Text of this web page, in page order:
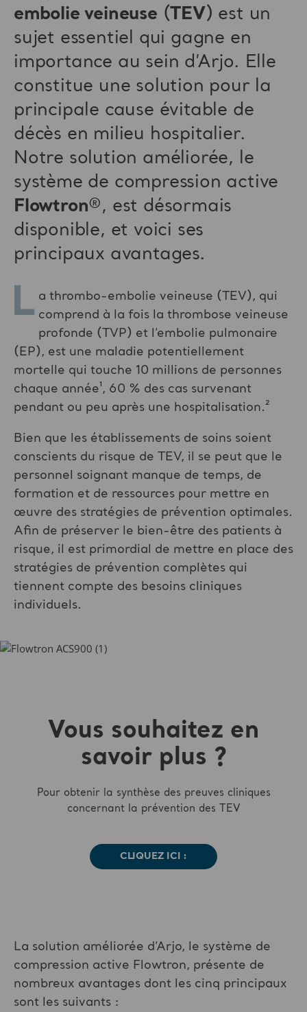
embolie veineuse (TEV) est un
sujet essentiel qui gagne en
importance au sein d’Arjo. Elle
constitue une solution pour la
principale cause évitable de
décès en milieu hospitalier.
Notre solution améliorée, le
système de compression active
Flowtron®, est désormais
disponible, et voici ses
principaux avantages.
L a thrombo-embolie veineuse (TEV), qui
comprend à la fois la thrombose veineuse
profonde (TVP) et l’embolie pulmonaire
(EP), est une maladie potentiellement
mortelle qui touche 10 millions de personnes
chaque année¹, 60 % des cas survenant
pendant ou peu après une hospitalisation.²
Bien que les établissements de soins soient
conscients du risque de TEV, il se peut que le
personnel soignant manque de temps, de
formation et de ressources pour mettre en
œuvre des stratégies de prévention optimales.
Afin de préserver le bien-être des patients à
risque, il est primordial de mettre en place des
stratégies de prévention complètes qui
tiennent compte des besoins cliniques
individuels.
Vous souhaitez en
savoir plus ?
Pour obtenir la synthèse des preuves cliniques
concernant la prévention des TEV
CLIQUEZ ICI :
La solution améliorée d’Arjo, le système de
compression active Flowtron, présente de
nombreux avantages dont les cinq principaux
sont les suivants :